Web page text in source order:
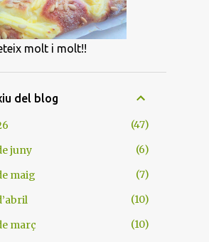
molt i molt!!
del blog
47
juny
6
maig
7
10
març
10